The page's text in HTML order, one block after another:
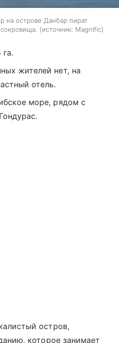
на острове Данбар пират
источник: Magnific
жителей нет, на
отель.
море, рядом с
остров,
которое занимает